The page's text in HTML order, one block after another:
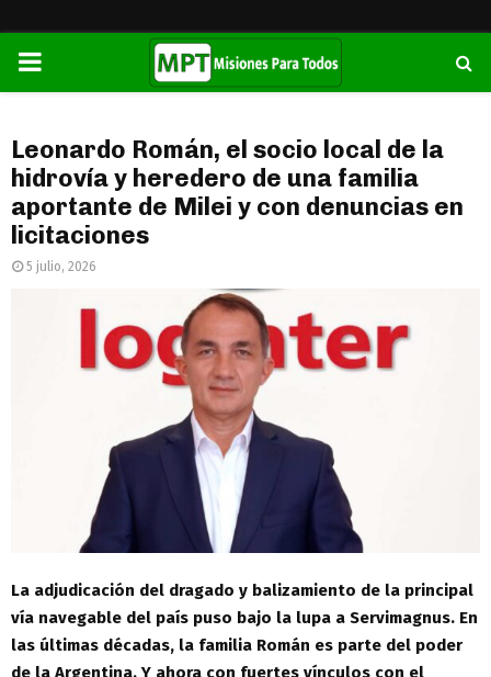
PRIMARY
Leonardo Román, el socio local de la
hidrovía y heredero de una familia
aportante de Milei y con denuncias en
licitaciones
5 julio, 2026
La adjudicación del dragado y balizamiento de la principal
vía navegable del país puso bajo la lupa a Servimagnus. En
las últimas décadas, la familia Román es parte del poder
de la Argentina. Y ahora con fuertes vínculos con el